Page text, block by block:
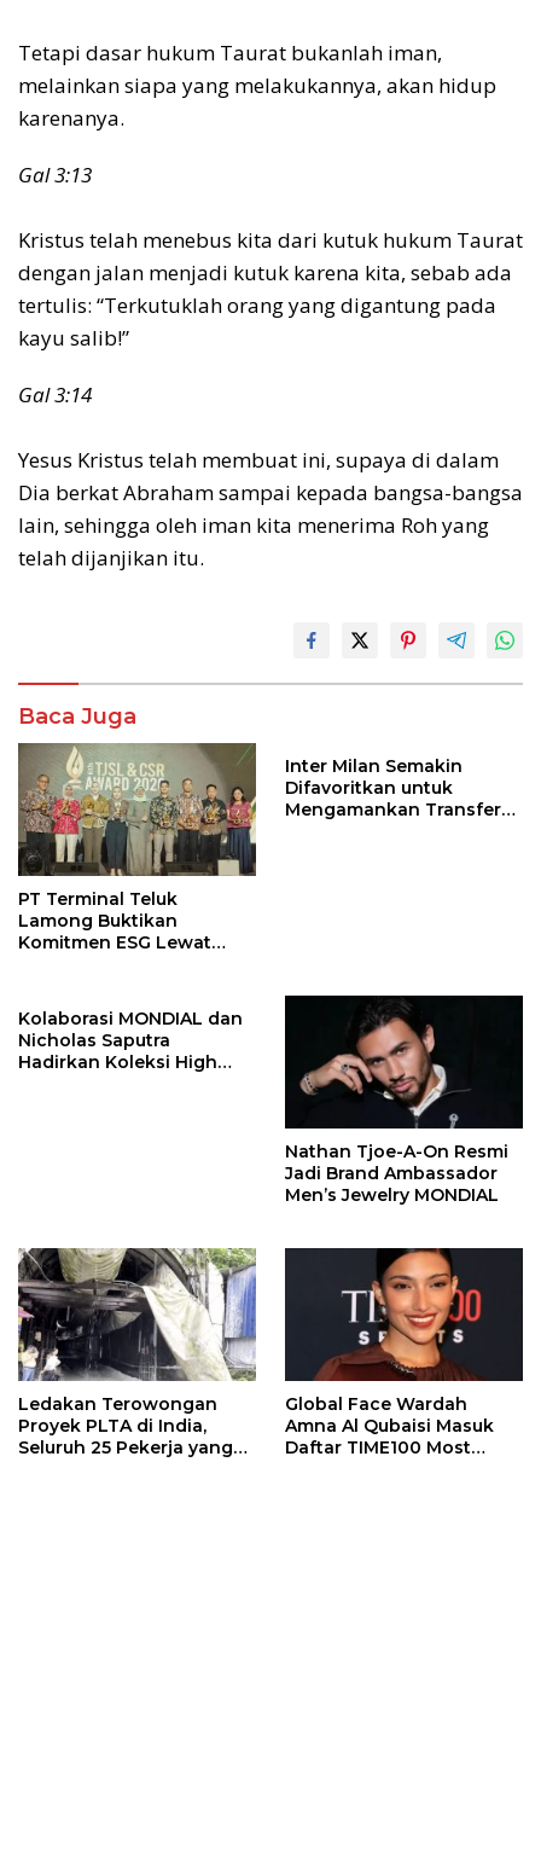
Tetapi dasar hukum Taurat bukanlah iman,
melainkan siapa yang melakukannya, akan hidup
karenanya.
Gal 3:13
Kristus telah menebus kita dari kutuk hukum Taurat
dengan jalan menjadi kutuk karena kita, sebab ada
tertulis: “Terkutuklah orang yang digantung pada
kayu salib!”
Gal 3:14
Yesus Kristus telah membuat ini, supaya di dalam
Dia berkat Abraham sampai kepada bangsa-bangsa
lain, sehingga oleh iman kita menerima Roh yang
telah dijanjikan itu.
Baca Juga
PT Terminal Teluk
Lamong Buktikan
Komitmen ESG Lewat
Inter Milan Semakin
Difavoritkan untuk
Mengamankan Transfer
Kolaborasi MONDIAL dan
Nicholas Saputra
Hadirkan Koleksi High
Nathan Tjoe-A-On Resmi
Jadi Brand Ambassador
Men’s Jewelry MONDIAL
Ledakan Terowongan
Proyek PLTA di India,
Seluruh 25 Pekerja yang
Global Face Wardah
Amna Al Qubaisi Masuk
Daftar TIME100 Most